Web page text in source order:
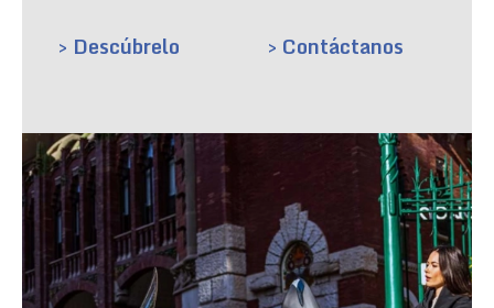
> Descúbrelo > Contáctanos